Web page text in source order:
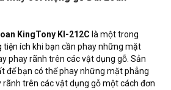
KingTony KI-212C là một trong
ích khi bạn cần phay những mặt
phay rãnh trên các vật dụng gỗ. Sản
để bạn có thể phay những mặt phẳng
trên các vật dụng gỗ một cách đơn